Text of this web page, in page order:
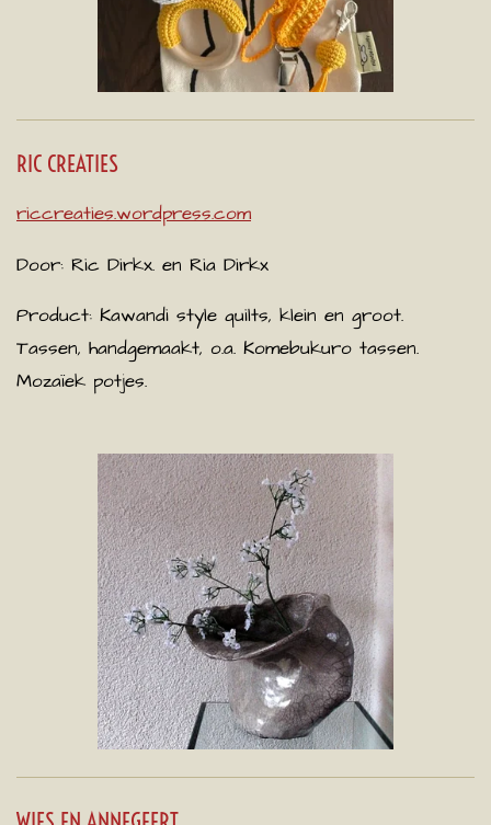
RIC CREATIES
riccreaties.wordpress.com
Door: Ric Dirkx. en Ria Dirkx
Product: Kawandi style quilts, klein en groot.
Tassen, handgemaakt, o.a. Komebukuro tassen.
Mozaïek potjes.